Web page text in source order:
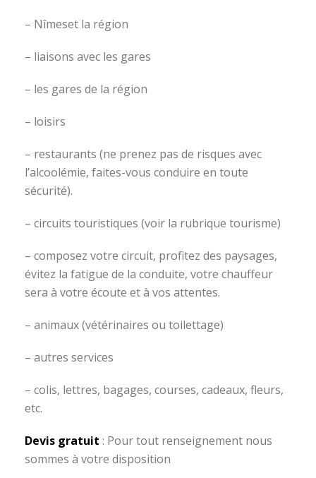
– Nîmeset la région
– liaisons avec les gares
– les gares de la région
– loisirs
– restaurants (ne prenez pas de risques avec
l’alcoolémie, faites-vous conduire en toute
sécurité).
– circuits touristiques (voir la rubrique tourisme)
– composez votre circuit, profitez des paysages,
évitez la fatigue de la conduite, votre chauffeur
sera à votre écoute et à vos attentes.
– animaux (vétérinaires ou toilettage)
– autres services
– colis, lettres, bagages, courses, cadeaux, fleurs,
etc.
Devis gratuit : Pour tout renseignement nous
sommes à votre disposition